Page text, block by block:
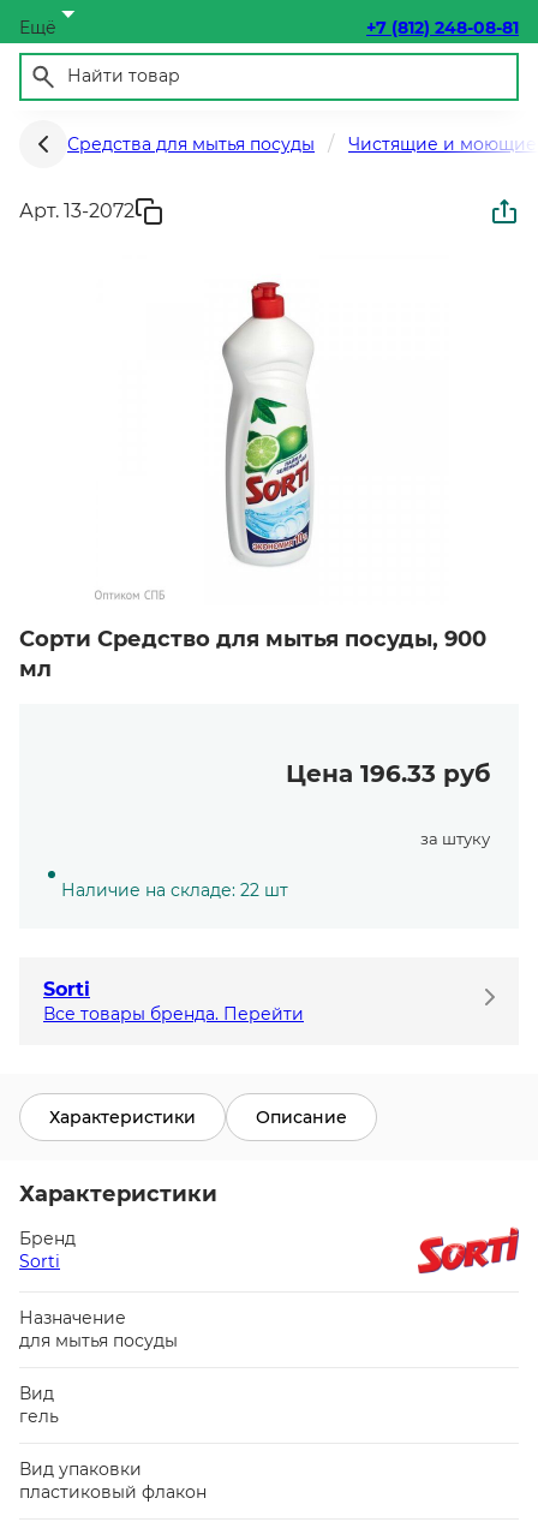
Ещё +7 (812) 248-08-81
Средства для мытья посуды Чистящие и моющие
Арт. 13-2072
Сорти Средство для мытья посуды, 900
мл
Цена 196.33 руб
за штуку
Наличие на складе: 22 шт
Sorti
Все товары бренда. Перейти
Характеристики Описание
Характеристики
Бренд
Sorti
Назначение
для мытья посуды
Вид
гель
Вид упаковки
пластиковый флакон